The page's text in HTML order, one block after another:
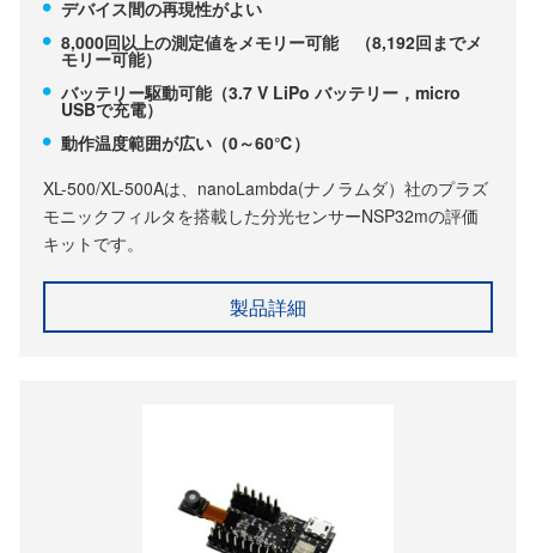
デバイス間の再現性がよい
8,000回以上の測定値をメモリー可能 （8,192回までメ
モリー可能）
バッテリー駆動可能（3.7 V LiPo バッテリー，micro
USBで充電）
動作温度範囲が広い（0～60℃）
XL-500/XL-500Aは、nanoLambda(ナノラムダ）社のプラズ
モニックフィルタを搭載した分光センサーNSP32mの評価
キットです。
製品詳細